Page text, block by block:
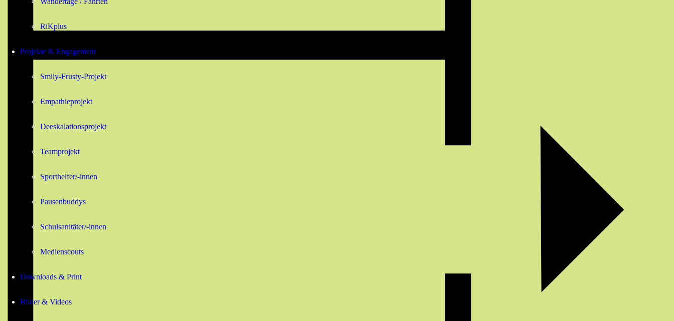
RiKplus
Projekte & Engagement
Smily-Frusty-Projekt
Empathieprojekt
Deeskalationsprojekt
Teamprojekt
Sporthelfer/-innen
Pausenbuddys
Schulsanitäter/-innen
Medienscouts
Downloads & Print
Bilder & Videos